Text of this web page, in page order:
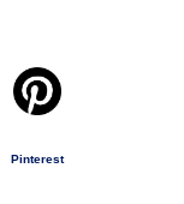
Pinterest